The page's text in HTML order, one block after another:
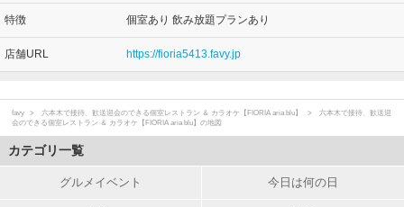
特徴 個室あり 飲み放題プランあり
店舗URL https://fioria5413.favy.jp
favy 六本木で接待、歓送迎会のできる個室レストラン ＆ カラオケ【FIORIA aria blu】
六本木で接待、歓送迎
会のできる個室レストラン ＆ カラオケ【FIORIA aria blu】の地図
カテゴリ一覧
グルメイベント 今日は何の日